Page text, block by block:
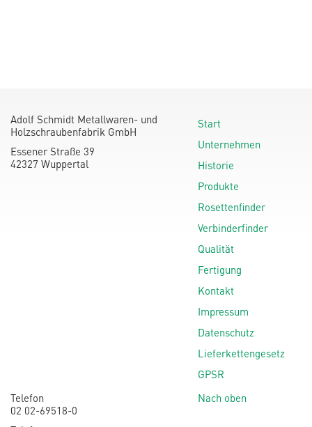
Adolf Schmidt Metallwaren- und
Holzschraubenfabrik GmbH
Essener Straße 39
42327 Wuppertal
Start
Unternehmen
Historie
Produkte
Rosettenfinder
Verbinderfinder
Qualität
Fertigung
Kontakt
Impressum
Datenschutz
Lieferkettengesetz
GPSR
Telefon
02 02-69518-0
Nach oben